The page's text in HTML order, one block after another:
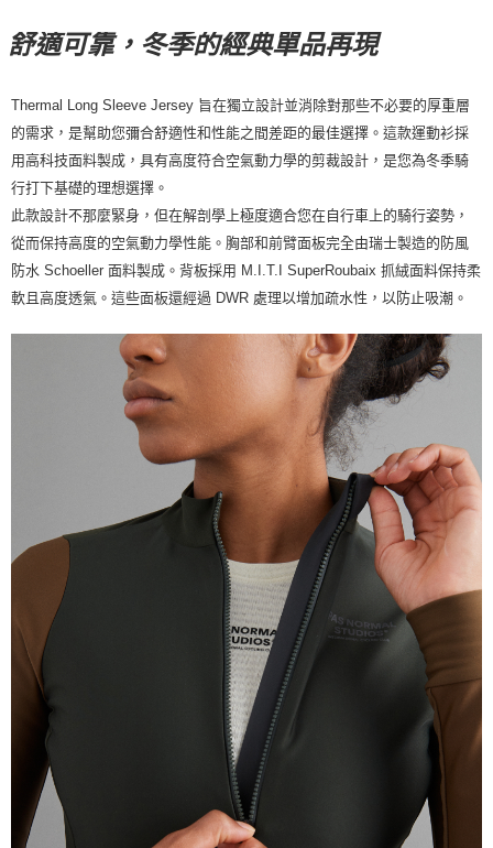
每筆NT$130，滿NT$10,000(含以上)免運費
舒適可靠，冬季的經典單品再現
Thermal Long Sleeve Jersey 旨在獨立設計並消除對那些不必要的厚重層
的需求，是幫助您彌合舒適性和性能之間差距的最佳選擇。這款運動衫採
用高科技面料製成，具有高度符合空氣動力學的剪裁設計，是您為冬季騎
行打下基礎的理想選擇。
此款設計不那麼緊身，但在解剖學上極度適合您在自行車上的騎行姿勢，
從而保持高度的空氣動力學性能。胸部和前臂面板完全由瑞士製造的防風
防水 Schoeller 面料製成。背板採用 M.I.T.I SuperRoubaix 抓絨面料保持柔
軟且高度透氣。這些面板還經過 DWR 處理以增加疏水性，以防止吸潮。